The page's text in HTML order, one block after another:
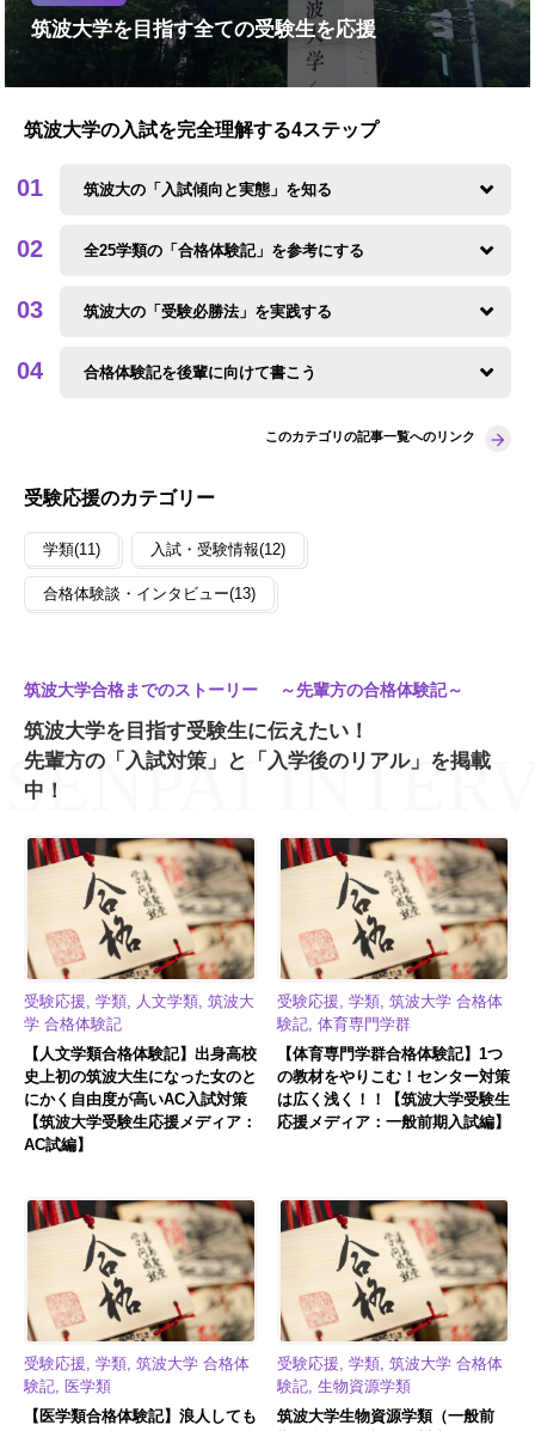
筑波大学を目指す全ての受験生を応援
筑波大学の入試を完全理解する4ステップ
筑波大の「入試傾向と実態」を知る
全25学類の「合格体験記」を参考にする
筑波大の「受験必勝法」を実践する
合格体験記を後輩に向けて書こう
このカテゴリの記事一覧へのリンク
受験応援のカテゴリー
学類(11) 入試・受験情報(12)
合格体験談・インタビュー(13)
筑波大学合格までのストーリー ～先輩方の合格体験記～
筑波大学を目指す受験生に伝えたい！
先輩方の「入試対策」と「入学後のリアル」を掲載
中！
受験応援, 学類, 人文学類, 筑波大
学 合格体験記
【人文学類合格体験記】出身高校
史上初の筑波大生になった女のと
にかく自由度が高いAC入試対策
【筑波大学受験生応援メディア：
AC試編】
受験応援, 学類, 筑波大学 合格体
験記, 体育専門学群
【体育専門学群合格体験記】1つ
の教材をやりこむ！センター対策
は広く浅く！！【筑波大学受験生
応援メディア：一般前期入試編】
受験応援, 学類, 筑波大学 合格体
験記, 医学類
【医学類合格体験記】浪人しても
受験応援, 学類, 筑波大学 合格体
験記, 生物資源学類
筑波大学生物資源学類（一般前